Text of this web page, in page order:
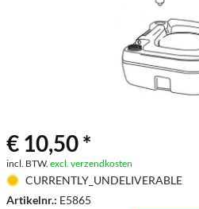
€ 10,50 *
incl. BTW. excl. verzendkosten
CURRENTLY_UNDELIVERABLE
Artikelnr.: E5865